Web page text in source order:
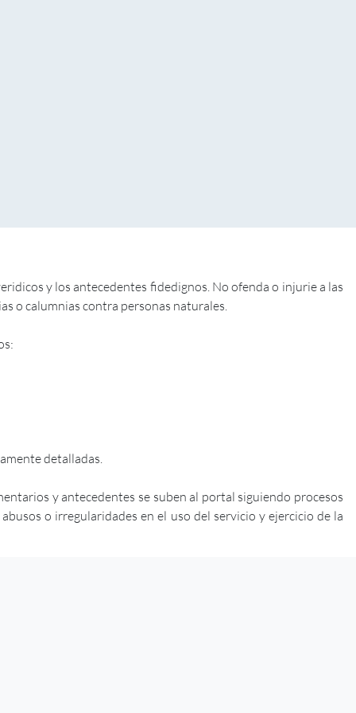
y los antecedentes fidedignos. No ofenda o injurie a las
o calumnias contra personas naturales.
detalladas.
y antecedentes se suben al portal siguiendo procesos
o irregularidades en el uso del servicio y ejercicio de la